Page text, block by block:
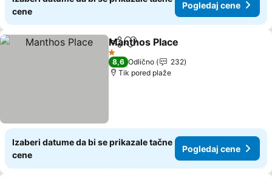
cene
Pogledaj cene
Deli Dodati u favorite
Manthos Place
1 Zvezdice
8,6 Odlično
232
Tik pored plaže
Izaberi datume da bi se prikazale tačne
cene
Pogledaj cene